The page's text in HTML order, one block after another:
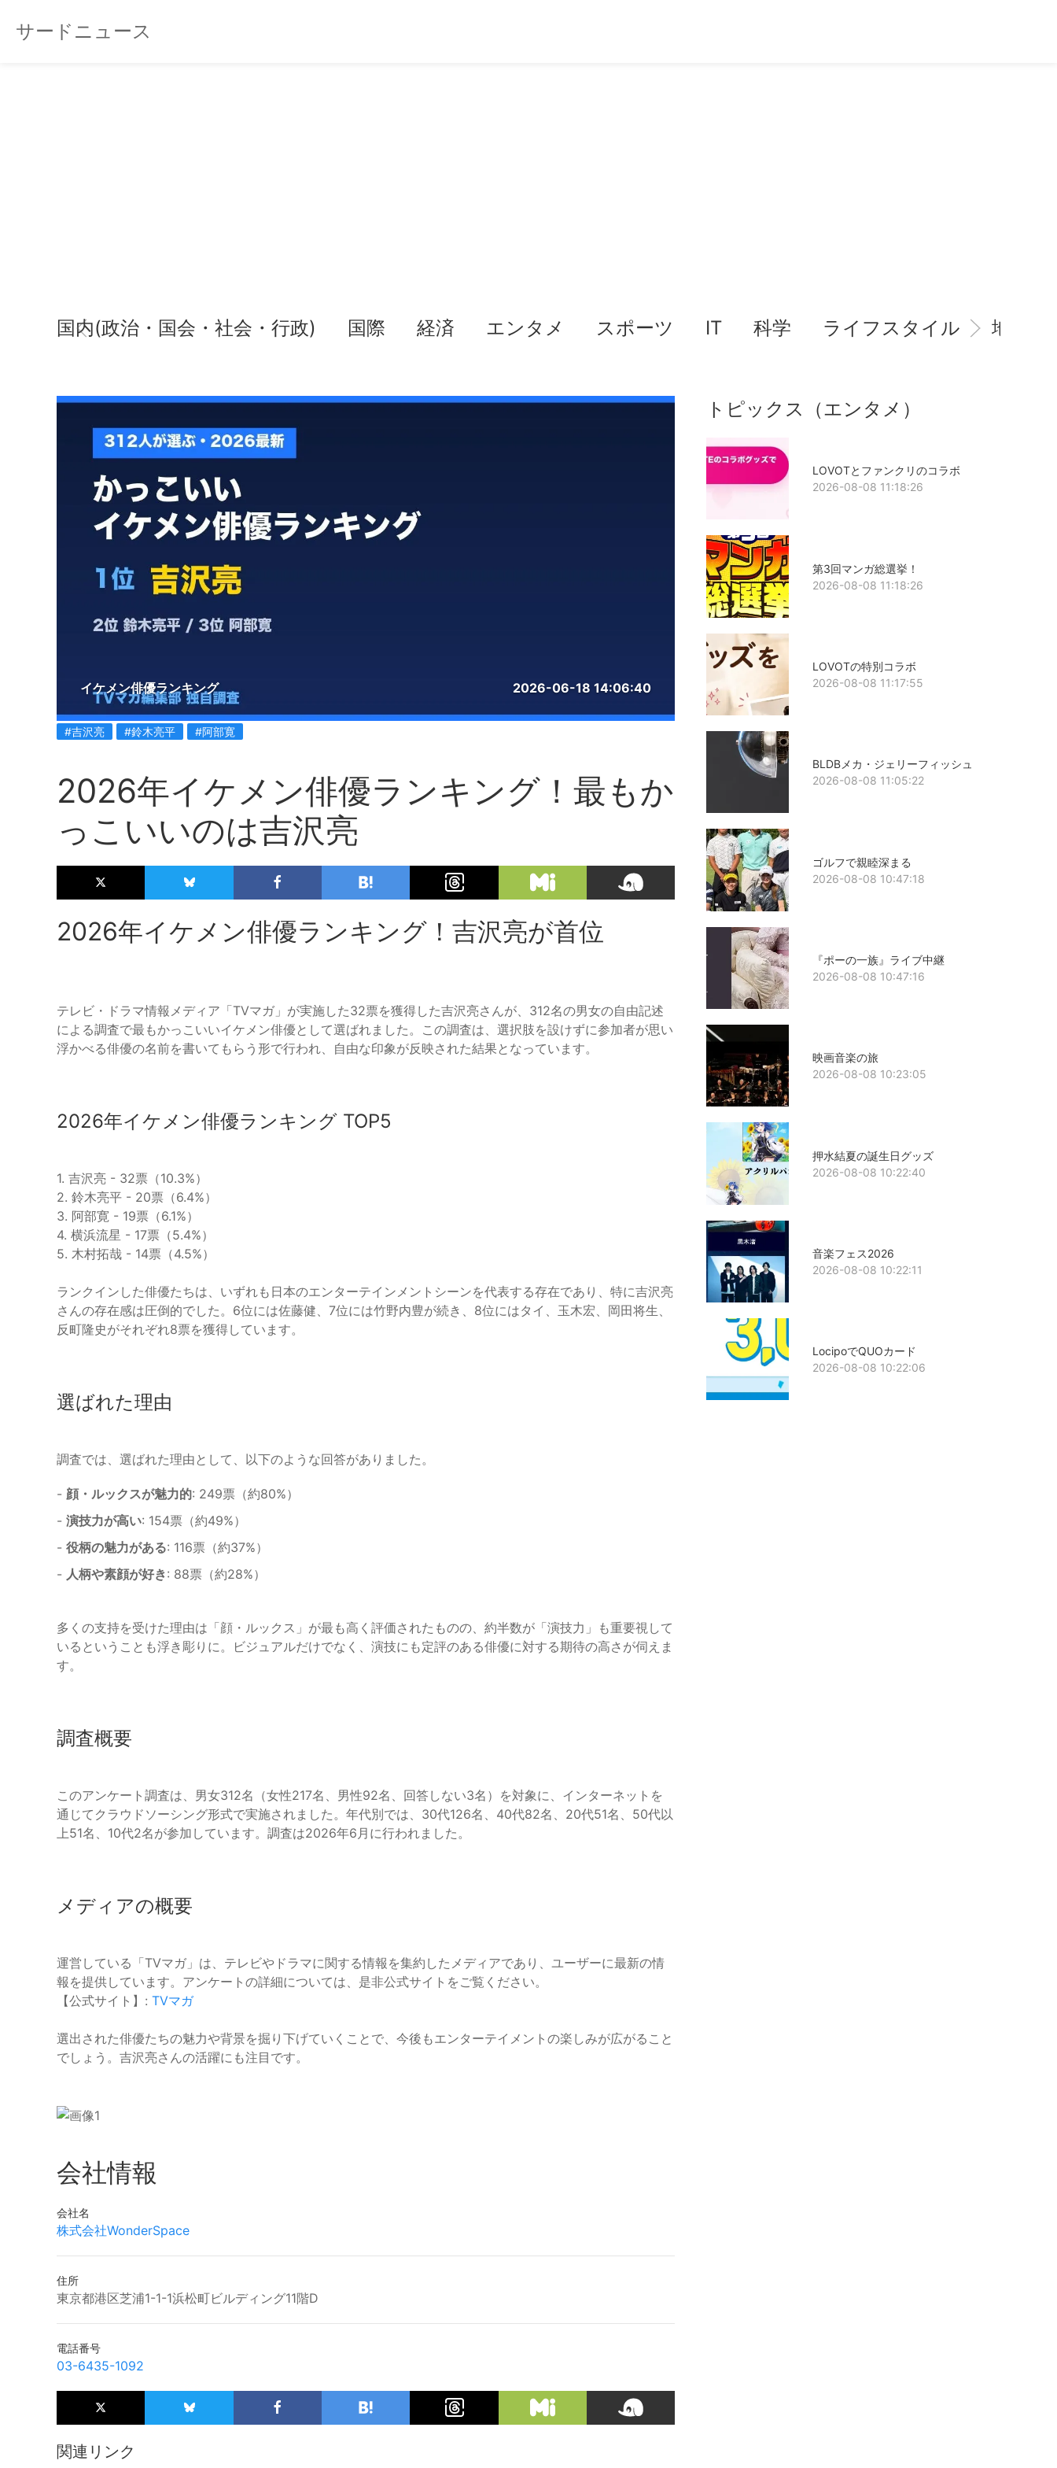
サードニュース
国内(政治・国会・社会・行政) 国際 経済 エンタメ スポーツ IT 科学 ライフスタイル 地域情
イケメン俳優ランキング 2026-06-18 14:06:40
#吉沢亮 #鈴木亮平 #阿部寛
2026年イケメン俳優ランキング！最もか
っこいいのは吉沢亮
2026年イケメン俳優ランキング！吉沢亮が首位
テレビ・ドラマ情報メディア「TVマガ」が実施した32票を獲得した吉沢亮さんが、312名の男女の自由記述
による調査で最もかっこいいイケメン俳優として選ばれました。この調査は、選択肢を設けずに参加者が思い
浮かべる俳優の名前を書いてもらう形で行われ、自由な印象が反映された結果となっています。
2026年イケメン俳優ランキング TOP5
1. 吉沢亮 - 32票（10.3%）
2. 鈴木亮平 - 20票（6.4%）
3. 阿部寛 - 19票（6.1%）
4. 横浜流星 - 17票（5.4%）
5. 木村拓哉 - 14票（4.5%）
ランクインした俳優たちは、いずれも日本のエンターテインメントシーンを代表する存在であり、特に吉沢亮
さんの存在感は圧倒的でした。6位には佐藤健、7位には竹野内豊が続き、8位にはタイ、玉木宏、岡田将生、
反町隆史がそれぞれ8票を獲得しています。
選ばれた理由
調査では、選ばれた理由として、以下のような回答がありました。
- 顔・ルックスが魅力的: 249票（約80%）
- 演技力が高い: 154票（約49%）
- 役柄の魅力がある: 116票（約37%）
- 人柄や素顔が好き: 88票（約28%）
多くの支持を受けた理由は「顔・ルックス」が最も高く評価されたものの、約半数が「演技力」も重要視して
いるということも浮き彫りに。ビジュアルだけでなく、演技にも定評のある俳優に対する期待の高さが伺えま
す。
調査概要
このアンケート調査は、男女312名（女性217名、男性92名、回答しない3名）を対象に、インターネットを
通じてクラウドソーシング形式で実施されました。年代別では、30代126名、40代82名、20代51名、50代以
上51名、10代2名が参加しています。調査は2026年6月に行われました。
メディアの概要
運営している「TVマガ」は、テレビやドラマに関する情報を集約したメディアであり、ユーザーに最新の情
報を提供しています。アンケートの詳細については、是非公式サイトをご覧ください。
【公式サイト】: TVマガ
選出された俳優たちの魅力や背景を掘り下げていくことで、今後もエンターテイメントの楽しみが広がること
でしょう。吉沢亮さんの活躍にも注目です。
会社情報
会社名
株式会社WonderSpace
住所
東京都港区芝浦1-1-1浜松町ビルディング11階D
電話番号
03-6435-1092
関連リンク
トピックス（エンタメ）
LOVOTとファンクリのコラボ
2026-08-08 11:18:26
第3回マンガ総選挙！
2026-08-08 11:18:26
LOVOTの特別コラボ
2026-08-08 11:17:55
BLDBメカ・ジェリーフィッシュ
2026-08-08 11:05:22
ゴルフで親睦深まる
2026-08-08 10:47:18
『ポーの一族』ライブ中継
2026-08-08 10:47:16
映画音楽の旅
2026-08-08 10:23:05
押水結夏の誕生日グッズ
2026-08-08 10:22:40
音楽フェス2026
2026-08-08 10:22:11
LocipoでQUOカード
2026-08-08 10:22:06